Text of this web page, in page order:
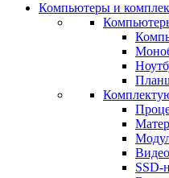
Компьютеры и
SSD-